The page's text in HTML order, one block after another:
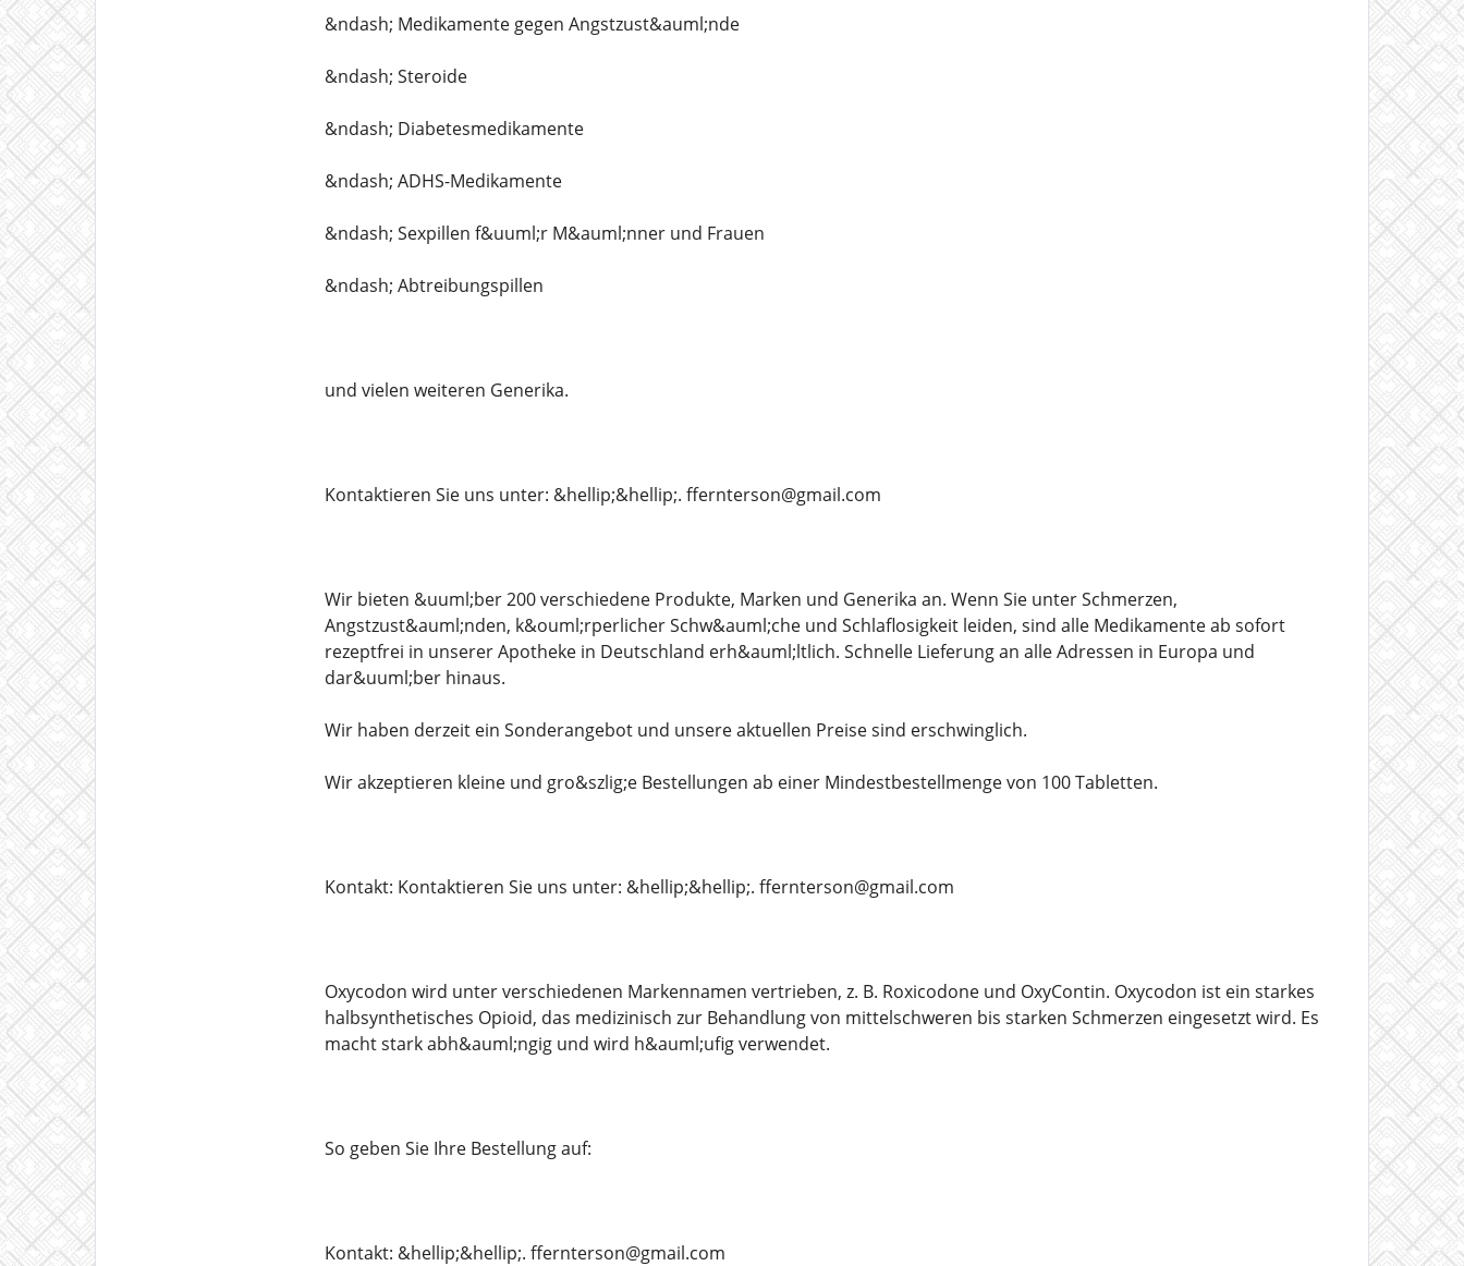
&ndash; Medikamente gegen Angstzust&auml;nde
&ndash; Steroide
&ndash; Diabetesmedikamente
&ndash; ADHS-Medikamente
&ndash; Sexpillen f&uuml;r M&auml;nner und Frauen
&ndash; Abtreibungspillen
und vielen weiteren Generika.
Kontaktieren Sie uns unter: &hellip;&hellip;. ffernterson@gmail.com
Wir bieten &uuml;ber 200 verschiedene Produkte, Marken und Generika an. Wenn Sie unter Schmerzen,
Angstzust&auml;nden, k&ouml;rperlicher Schw&auml;che und Schlaflosigkeit leiden, sind alle Medikamente ab sofort
rezeptfrei in unserer Apotheke in Deutschland erh&auml;ltlich. Schnelle Lieferung an alle Adressen in Europa und
dar&uuml;ber hinaus.
Wir haben derzeit ein Sonderangebot und unsere aktuellen Preise sind erschwinglich.
Wir akzeptieren kleine und gro&szlig;e Bestellungen ab einer Mindestbestellmenge von 100 Tabletten.
Kontakt: Kontaktieren Sie uns unter: &hellip;&hellip;. ffernterson@gmail.com
Oxycodon wird unter verschiedenen Markennamen vertrieben, z. B. Roxicodone und OxyContin. Oxycodon ist ein starkes
halbsynthetisches Opioid, das medizinisch zur Behandlung von mittelschweren bis starken Schmerzen eingesetzt wird. Es
macht stark abh&auml;ngig und wird h&auml;ufig verwendet.
So geben Sie Ihre Bestellung auf:
Kontakt: &hellip;&hellip;. ffernterson@gmail.com